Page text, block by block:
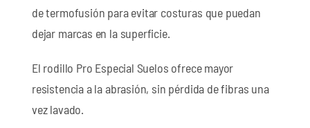
de termofusión para evitar costuras que puedan
dejar marcas en la superficie.
El rodillo Pro Especial Suelos ofrece mayor
resistencia a la abrasión, sin pérdida de fibras una
vez lavado.